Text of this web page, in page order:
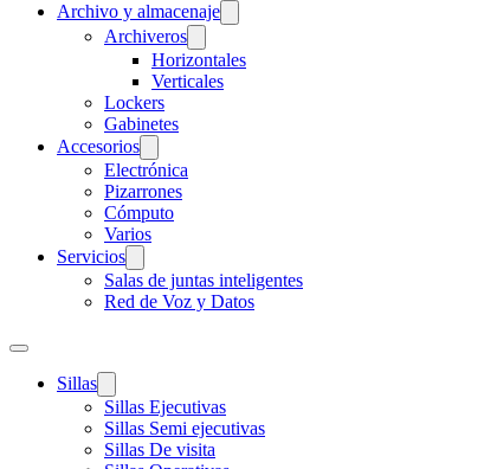
Archivo y almacenaje
Archiveros
Horizontales
Verticales
Lockers
Gabinetes
Accesorios
Electrónica
Pizarrones
Cómputo
Varios
Servicios
Salas de juntas inteligentes
Red de Voz y Datos
Sillas
Sillas Ejecutivas
Sillas Semi ejecutivas
Sillas De visita